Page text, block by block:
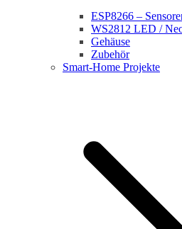
ESP8266 –
WS2812 LED /
Gehäuse
Zubehör
Smart-Home Projekte